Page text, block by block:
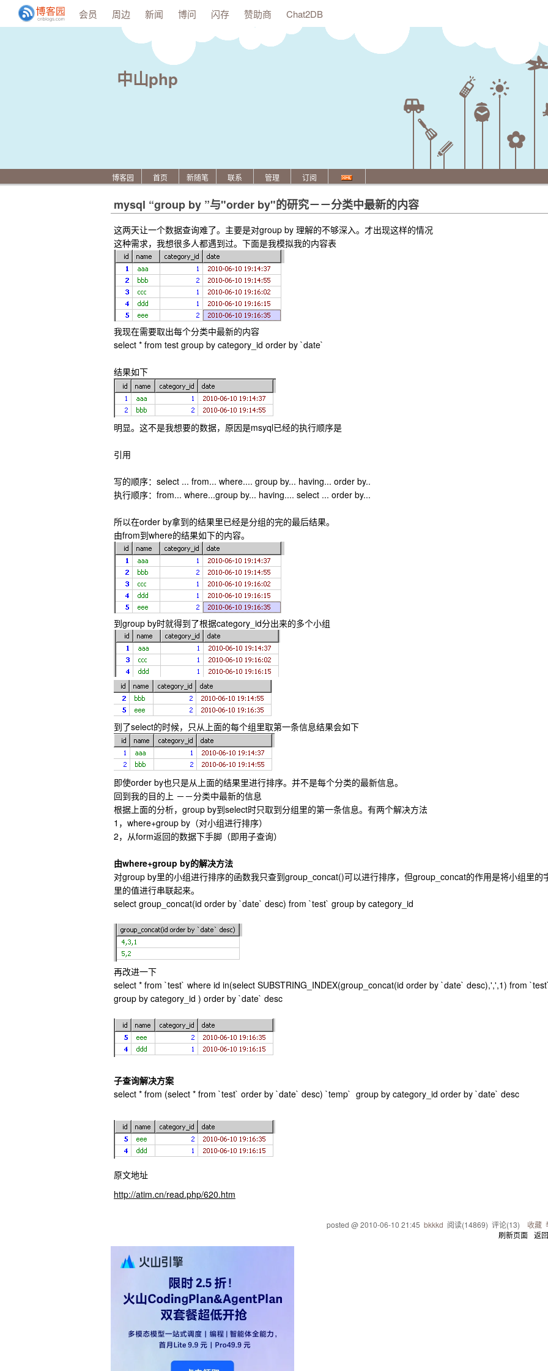
会员 周边 新闻 博问 闪存 赞助商 Chat2DB
中山php
博客园 首页 新随笔 联系 管理 订阅
mysql “group by ”与"order by"的研究－－分类中最新的内容
这两天让一个数据查询难了。主要是对group by 理解的不够深入。才出现这样的情况
这种需求，我想很多人都遇到过。下面是我模拟我的内容表
我现在需要取出每个分类中最新的内容
select * from test group by category_id order by `date`
结果如下
明显。这不是我想要的数据，原因是msyql已经的执行顺序是
引用
写的顺序：select ... from... where.... group by... having... order by..
执行顺序：from... where...group by... having.... select ... order by...
所以在order by拿到的结果里已经是分组的完的最后结果。
由from到where的结果如下的内容。
到group by时就得到了根据category_id分出来的多个小组
到了select的时候，只从上面的每个组里取第一条信息结果会如下
即使order by也只是从上面的结果里进行排序。并不是每个分类的最新信息。
回到我的目的上 －－分类中最新的信息
根据上面的分析，group by到select时只取到分组里的第一条信息。有两个解决方法
1，where+group by（对小组进行排序）
2，从form返回的数据下手脚（即用子查询）
由where+group by的解决方法
对group by里的小组进行排序的函数我只查到group_concat()可以进行排序，但group_concat的作用是将小组里的
里的值进行串联起来。
select group_concat(id order by `date` desc) from `test` group by category_id
再改进一下
select * from `test` where id in(select SUBSTRING_INDEX(group_concat(id order by `date` desc),',',1) from
group by category_id ) order by `date` desc
子查询解决方案
select * from (select * from `test` order by `date` desc) `temp` group by category_id order by `date` desc
原文地址
http://atim.cn/read.php/620.htm
posted @2010-06-10 21:45 bkkkd 阅读(14869) 评论(13) 收藏
刷新页面 返